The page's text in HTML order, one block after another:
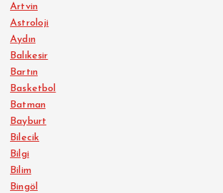
Artvin
Astroloji
Aydın
Balıkesir
Bartın
Basketbol
Batman
Bayburt
Bilecik
Bilgi
Bilim
Bingöl